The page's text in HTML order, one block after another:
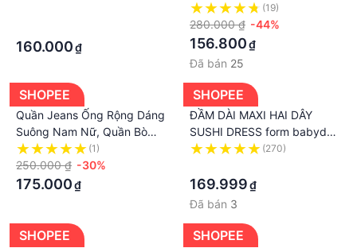
160.000₫
trang mùa hè dễ phối đồ cho
nữ
(19)
280.000 ₫ -44%
156.800₫
Đã bán 25
SHOPEE
Quần Jeans Ống Rộng Dáng
Suông Nam Nữ, Quần Bò
Phối Phụ Kiện Thời Trang
Unisex Phong Cách Trẻ
Trung Năng Động
(1)
250.000 ₫ -30%
175.000₫
SHOPEE
ĐẦM DÀI MAXI HAI DÂY
SUSHI DRESS form babydoll
suông dáng dài thiết kế
hàn quốc vải cao cấp
(270)
169.999₫
Đã bán 3
SHOPEE SHOPEE